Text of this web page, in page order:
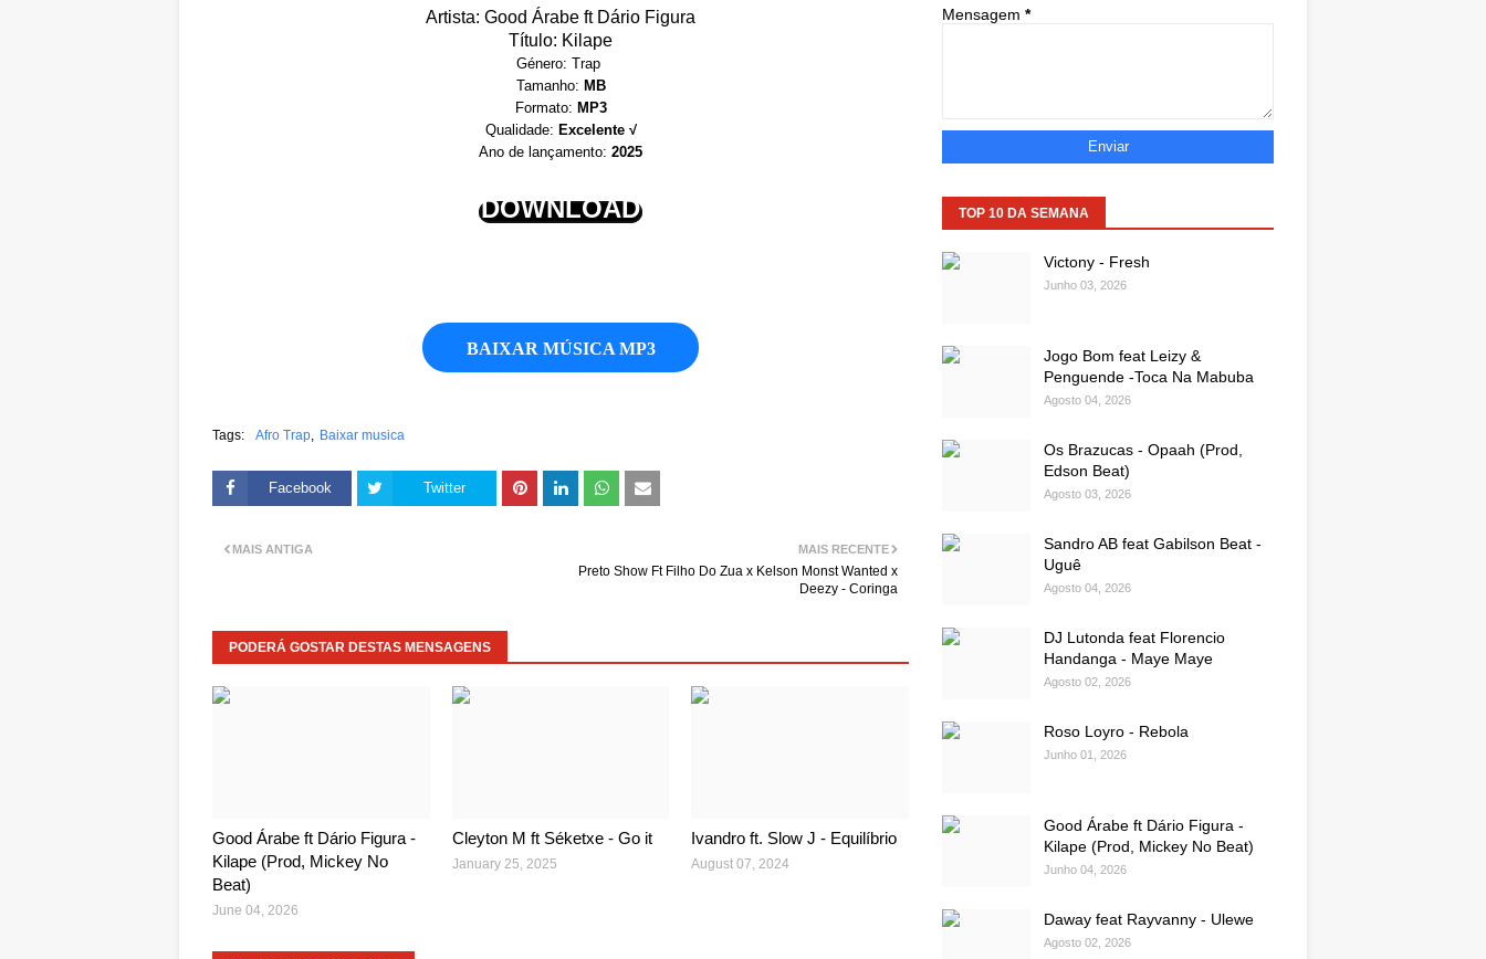
Artista: Good Árabe ft Dário Figura
Título: Kilape
Género: Trap
Tamanho: MB
Formato: MP3
Qualidade: Excelente √
Ano de lançamento: 2025
DOWNLOAD
BAIXAR MÚSICA MP3
Tags: Afro Trap Baixar musica
Facebook Twitter
MAIS RECENTE
Preto Show Ft Filho Do Zua x Kelson Monst Wanted x
Deezy - Coringa
MAIS ANTIGA
PODERÁ GOSTAR DESTAS MENSAGENS
Good Árabe ft Dário Figura -
Kilape (Prod, Mickey No
Beat)
June 04, 2026
Cleyton M ft Séketxe - Go it
January 25, 2025
Ivandro ft. Slow J - Equilíbrio
August 07, 2024
Mensagem *
TOP 10 DA SEMANA
Victony - Fresh
Junho 03, 2026
Jogo Bom feat Leizy &
Penguende -Toca Na Mabuba
Agosto 04, 2026
Os Brazucas - Opaah (Prod,
Edson Beat)
Agosto 03, 2026
Sandro AB feat Gabilson Beat -
Uguê
Agosto 04, 2026
DJ Lutonda feat Florencio
Handanga - Maye Maye
Agosto 02, 2026
Roso Loyro - Rebola
Junho 01, 2026
Good Árabe ft Dário Figura -
Kilape (Prod, Mickey No Beat)
Junho 04, 2026
Daway feat Rayvanny - Ulewe
Agosto 02, 2026